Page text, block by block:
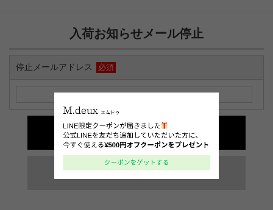
入荷お知らせメール停止
停止メールアドレス 必須